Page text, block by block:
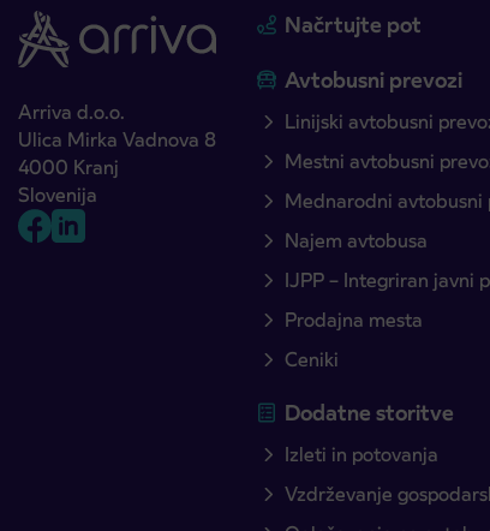
Arriva d.o.o.
Ulica Mirka Vadnova 8
4000 Kranj
Slovenija
Načrtujte pot
Avtobusni prevozi
Linijski avtobusni
Mestni avtobusni
Mednarodni avtobusni
Najem avtobusa
IJPP – Integriran javni
Prodajna mesta
Ceniki
Dodatne storitve
Izleti in potovanja
Vzdrževanje